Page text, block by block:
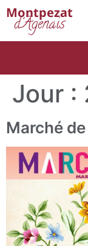
Montpezat
d'Agenais
Jour :
Marché
Cookies